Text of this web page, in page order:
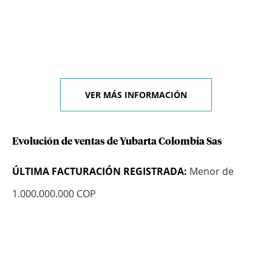
VER MÁS INFORMACIÓN
Evolución de ventas de Yubarta Colombia Sas
ÚLTIMA FACTURACIÓN REGISTRADA: Menor de
1.000.000.000 COP